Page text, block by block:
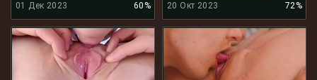
01 Дек 2023 60%
20 Окт 2023
72%